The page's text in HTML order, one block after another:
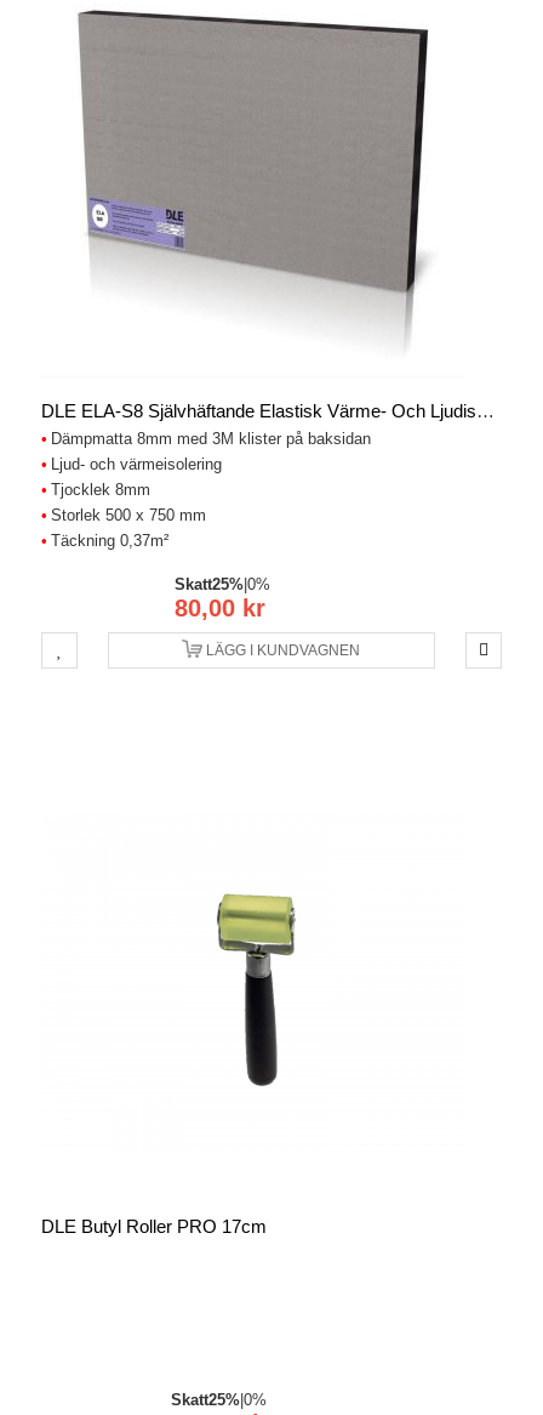
DLE ELA-S8 Självhäftande Elastisk Värme- Och Ljudisolering 8mm X 0.37m2
Dämpmatta 8mm med 3M klister på baksidan
Ljud- och värmeisolering
Tjocklek 8mm
Storlek 500 x 750 mm
Täckning 0,37m²
80,00 kr
Skatt25% 0%
LÄGG I KUNDVAGNEN
DLE Butyl Roller PRO 17cm
Skatt25%| 0%